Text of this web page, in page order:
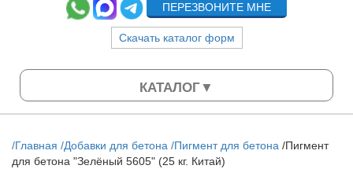
/Главная /Добавки для бетона /Пигмент для бетона /Пигмент
для бетона "Зелёный 5605" (25 кг. Китай)
ПЕРЕЗВОНИТЕ МНЕ
Скачать каталог форм
КАТАЛОГ